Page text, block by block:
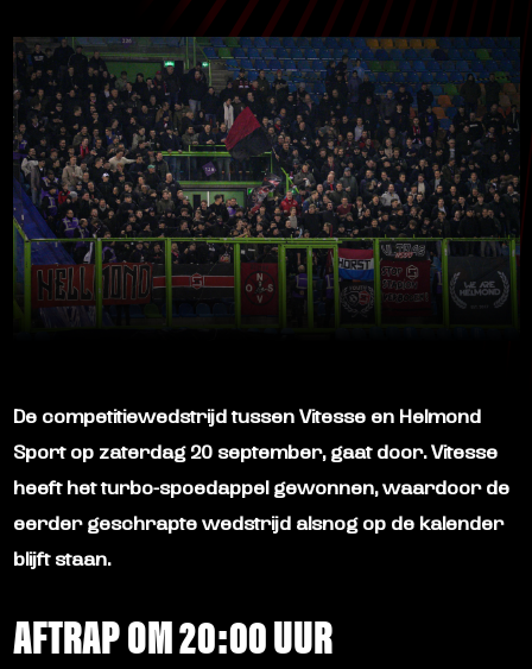
De competitiewedstrijd tussen Vitesse en Helmond
Sport op zaterdag 20 september, gaat door. Vitesse
heeft het turbo-spoedappel gewonnen, waardoor de
eerder geschrapte wedstrijd alsnog op de kalender
blijft staan.
AFTRAP OM 20:00 UUR